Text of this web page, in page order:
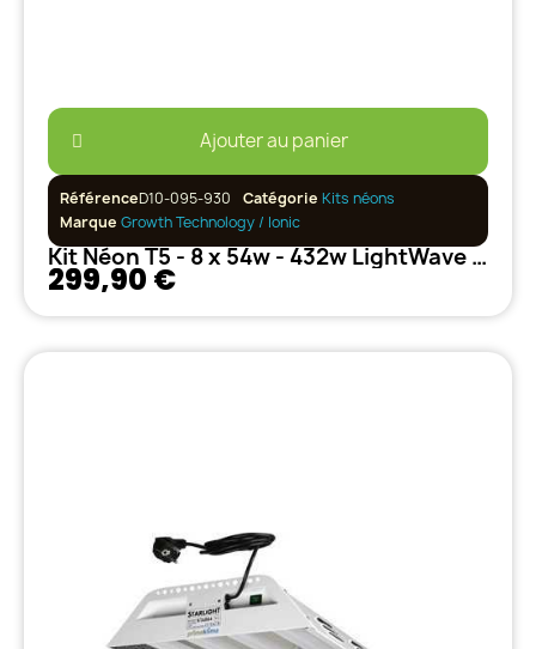
Ajouter au panier
RéférenceD10-095-930 Catégorie Kits néons
Marque Growth Technology / Ionic
Kit Néon T5 - 8 x 54w - 432w LightWave Growth Technology
299,90 €